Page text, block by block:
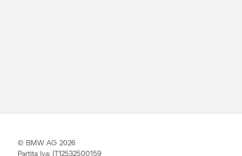
© BMW AG 2026
Partita Iva: IT12532500159